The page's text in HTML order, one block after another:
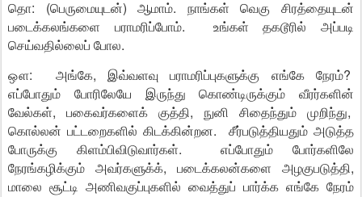
தொ: (பெருமையுடன்) ஆமாம். நாங்கள் வெகு சிரத்தையுடன்
படைக்கலங்களை பராமரிப்போம். உங்கள் தகடூரில் அப்படி
செய்வதில்லைப் போல.
ஔ: அங்கே, இவ்வளவு பராமரிப்புகளுக்கு எங்கே நேரம்?
எப்போதும் போரிலேயே இருந்து கொண்டிருக்கும் வீரர்களின்
வேல்கள், பகைவர்களைக் குத்தி, நுனி சிதைந்தும் முறிந்து,
கொல்லன் பட்டறைகளில் கிடக்கின்றன. சீர்படுத்தியதும் அடுத்த
போருக்கு கிளம்பிவிடுவார்கள். எப்போதும் போர்களிலே
நேரங்கழிக்கும் அவர்களுக்க், படைக்கலன்களை அழகுபடுத்தி,
மாலை சூட்டி அணிவகுப்புகளில் வைத்துப் பார்க்க எங்கே நேரம்